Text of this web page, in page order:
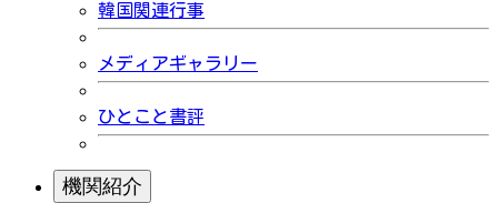
韓国関連行事
メディアギャラリー
ひとこと書評
機関紹介